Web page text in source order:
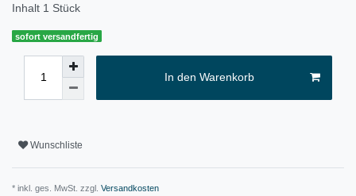
Inhalt 1 Stück
sofort versandfertig
In den Warenkorb
Wunschliste
* inkl. ges. MwSt. zzgl. Versandkosten